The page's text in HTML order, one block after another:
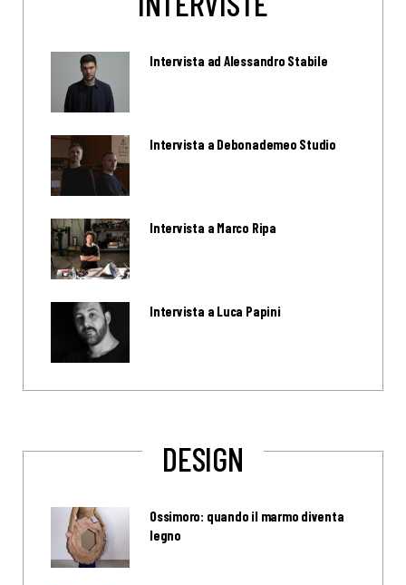
Intervista ad Alessandro Stabile
Intervista a Debonademeo Studio
Intervista a Marco Ripa
Intervista a Luca Papini
DESIGN
Ossimoro: quando il marmo diventa
legno